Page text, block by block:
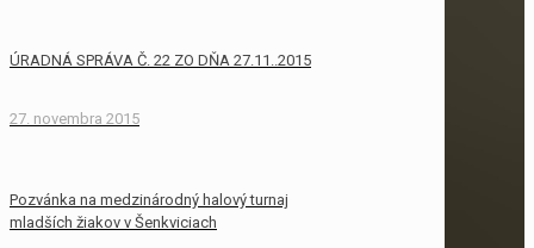
ÚRADNÁ SPRÁVA Č. 22 ZO DŇA 27.11..2015
27. novembra 2015
Pozvánka na medzinárodný halový turnaj
mladších žiakov v Šenkviciach